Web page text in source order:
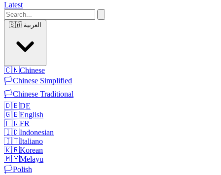
Latest
🇸🇦 العربية
🇨🇳Chinese
🏳️Chinese Simplified
🏳️Chinese Traditional
🇩🇪DE
🇬🇧English
🇫🇷FR
🇮🇩Indonesian
🇮🇹Italiano
🇰🇷Korean
🇲🇾Melayu
🏳️Polish